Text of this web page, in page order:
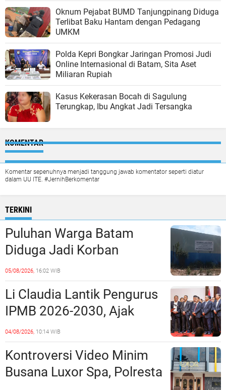
Oknum Pejabat BUMD Tanjungpinang Diduga
Terlibat Baku Hantam dengan Pedagang
UMKM
Polda Kepri Bongkar Jaringan Promosi Judi
Online Internasional di Batam, Sita Aset
Miliaran Rupiah
Kasus Kekerasan Bocah di Sagulung
Terungkap, Ibu Angkat Jadi Tersangka
KOMENTAR
Komentar sepenuhnya menjadi tanggung jawab komentator seperti diatur
dalam UU ITE. #JernihBerkomentar
TERKINI
Puluhan Warga Batam
Diduga Jadi Korban
Penipuan Kavling Hingga
Miliaran Rupiah, Laporan ke
Polda Kepri Jalan di
Tempat?
05/08/2026, 16:02 WIB
Li Claudia Lantik Pengurus
IPMB 2026-2030, Ajak
Perkuat Kerukunan dan
Sinergi dengan Pemko
Batam
04/08/2026, 10:14 WIB
Kontroversi Video Minim
Busana Luxor Spa, Polresta